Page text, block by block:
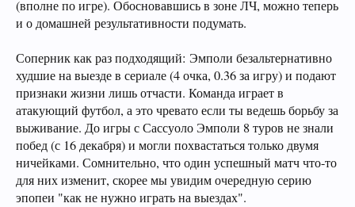
(вполне по игре). Обосновавшись в зоне ЛЧ, можно теперь
и о домашней результативности подумать.
Соперник как раз подходящий: Эмполи безальтернативно
худшие на выезде в сериале (4 очка, 0.36 за игру) и подают
признаки жизни лишь отчасти. Команда играет в
атакующий футбол, а это чревато если ты ведешь борьбу за
выживание. До игры с Сассуоло Эмполи 8 туров не знали
побед (с 16 декабря) и могли похвастаться только двумя
ничейками. Сомнительно, что один успешный матч что-то
для них изменит, скорее мы увидим очередную серию
эпопеи "как не нужно играть на выездах".